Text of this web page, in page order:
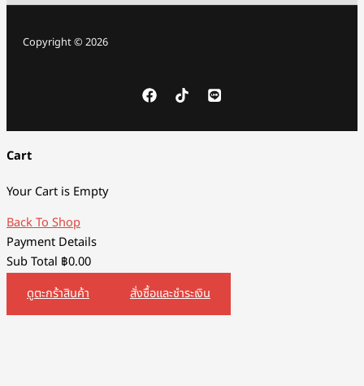
Copyright © 2026
Cart
Your Cart is Empty
Back To Shop
Payment Details
Sub Total ฿0.00
ดูตะกร้าสินค้า
สั่งซื้อและชำระเงิน